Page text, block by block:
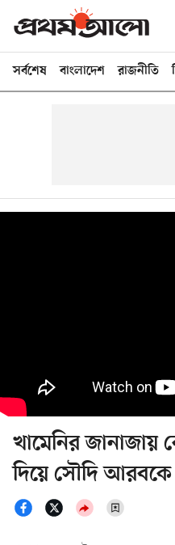
সর্বশেষ বাংলাদেশ রাজনীতি
খামেনির
দিয়ে সৌদি আরবকে